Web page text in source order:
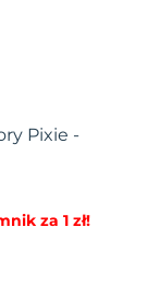
Pixie -
za 1 zł!